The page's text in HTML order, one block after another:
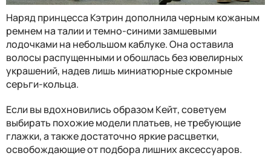
Наряд принцесса Кэтрин дополнила черным кожаным
ремнем на талии и темно-синими замшевыми
лодочками на небольшом каблуке. Она оставила
волосы распущенными и обошлась без ювелирных
украшений, надев лишь миниатюрные скромные
серьги-кольца.
Если вы вдохновились образом Кейт, советуем
выбирать похожие модели платьев, не требующие
глажки, а также достаточно яркие расцветки,
освобождающие от подбора лишних аксессуаров.